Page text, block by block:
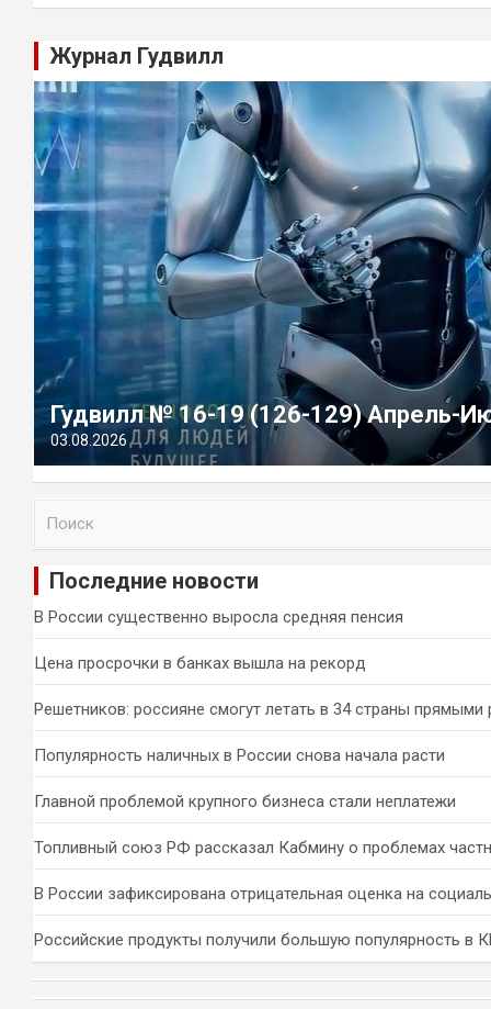
Журнал Гудвилл
Гудвилл № 16-19 (126-129) Апрель-
03.08.2026
и
Последние новости
В России существенно выросла средняя пенсия
Цена просрочки в банках вышла на рекорд
Решетников: россияне смогут летать в 34 страны прямыми
Популярность наличных в России снова начала расти
Главной проблемой крупного бизнеса стали неплатежи
Топливный союз РФ рассказал Кабмину о проблемах
В России зафиксирована отрицательная оценка на
Российские продукты получили большую популярность в